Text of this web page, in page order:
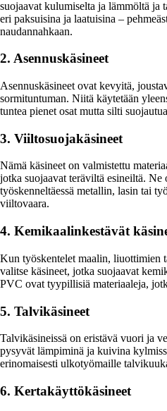
suojaavat kulumiselta ja lämmöltä ja
eri paksuisina ja laatuisina –
naudannahkaan.
2. Asennuskäsineet
Asennuskäsineet ovat kevyitä,
sormituntuman. Niitä käytetään
tuntea pienet osat mutta silti
3. Viiltosuojakäsineet
Nämä käsineet on valmistettu
jotka suojaavat teräviltä esineiltä. Ne
työskenneltäessä metallin, lasin tai
viiltovaara.
4. Kemikaalinkestävät
Kun työskentelet maalin, liuottimien
valitse käsineet, jotka suojaavat
PVC ovat tyypillisiä materiaaleja,
5. Talvikäsineet
Talvikäsineissä on eristävä vuori ja
pysyvät lämpiminä ja kuivina
erinomaisesti ulkotyömaille
6. Kertakäyttökäsineet